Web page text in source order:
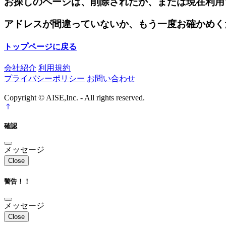
アドレスが間違っていないか、もう一度お確かめ
トップページに戻る
会社紹介 利用規約
プライバシーポリシー お問い合わせ
Copyright © AISE,Inc. - All rights reserved.
確認
メッセージ
Close
警告！！
メッセージ
Close